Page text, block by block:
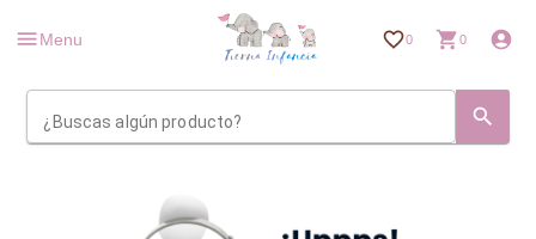
Menu 0 0
¿Buscas algún producto?